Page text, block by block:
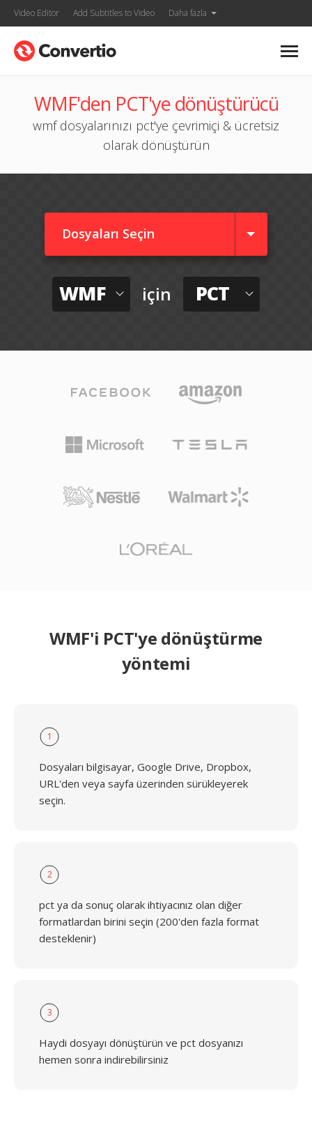
Video Editor Add Subtitles to Video Daha fazla
WMF'den PCT'ye dönüştürücü
wmf dosyalarınızı pct'ye çevrimiçi & ücretsiz
olarak dönüştürün
Dosyaları Seçin
WMF için PCT
WMF'i PCT'ye dönüştürme
yöntemi
1
Dosyaları bilgisayar, Google Drive, Dropbox,
URL'den veya sayfa üzerinden sürükleyerek
seçin.
2
pct ya da sonuç olarak ihtiyacınız olan diğer
formatlardan birini seçin (200'den fazla format
desteklenir)
3
Haydi dosyayı dönüştürün ve pct dosyanızı
hemen sonra indirebilirsiniz